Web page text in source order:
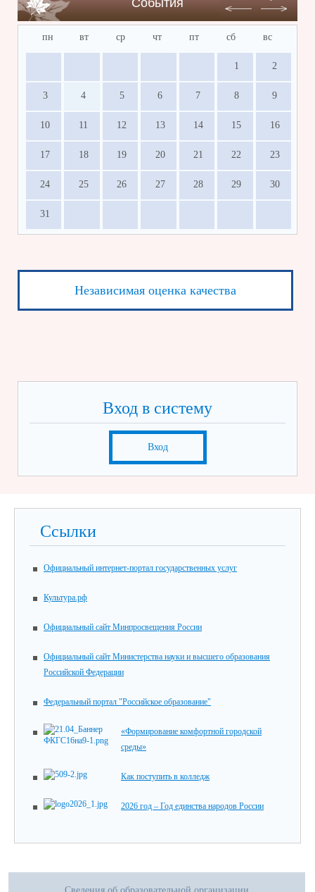
пн вт ср чт пт сб вс
1 2
3 4 5 6 7 8 9
10 11 12 13 14 15 16
17 18 19 20 21 22 23
24 25 26 27 28 29 30
31
Независимая оценка качества
Вход в систему
Вход
Ссылки
Официальный интернет-портал государственных услуг
Культура.рф
Официальный сайт Минпросвещения России
Официальный сайт Министерства науки и высшего образования
Российской Федерации
Федеральный портал "Российское образование"
«Формирование комфортной городской
среды»
Как поступить в колледж
2026 год – Год единства народов России